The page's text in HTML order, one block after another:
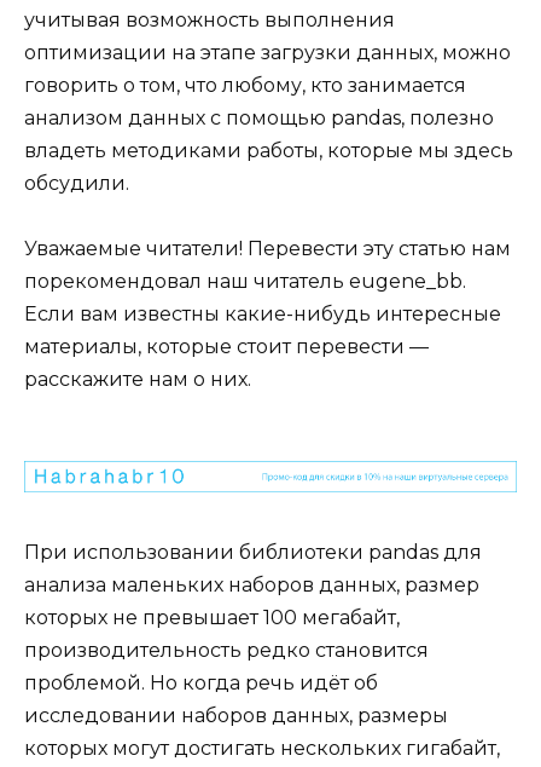
учитывая возможность выполнения
оптимизации на этапе загрузки данных, можно
говорить о том, что любому, кто занимается
анализом данных с помощью pandas, полезно
владеть методиками работы, которые мы здесь
обсудили.
Уважаемые читатели! Перевести эту статью нам
порекомендовал наш читатель eugene_bb.
Если вам известны какие-нибудь интересные
материалы, которые стоит перевести —
расскажите нам о них.
При использовании библиотеки pandas для
анализа маленьких наборов данных, размер
которых не превышает 100 мегабайт,
производительность редко становится
проблемой. Но когда речь идёт об
исследовании наборов данных, размеры
которых могут достигать нескольких гигабайт,